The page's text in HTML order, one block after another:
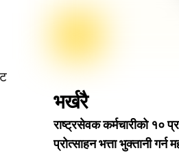
भर्खरै
राष्ट्रसेवक कर्मचारीको १०
प्रोत्साहन भत्ता भुक्तानी गर्न